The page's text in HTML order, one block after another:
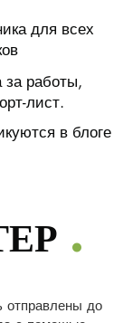
для всех
за работы,
лист.
в блоге
.
отправлены до